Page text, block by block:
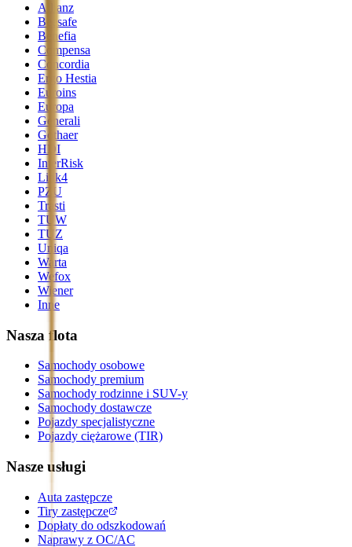
Allianz
Beesafe
Benefia
Compensa
Concordia
Ergo Hestia
Euroins
Europa
Generali
Gothaer
HDI
InterRisk
Link4
PZU
Trasti
TUW
TUZ
Uniqa
Warta
Wefox
Wiener
Inne
Nasza flota
Samochody osobowe
Samochody premium
Samochody rodzinne i SUV-y
Samochody dostawcze
Pojazdy specjalistyczne
Pojazdy ciężarowe (TIR)
Nasze usługi
Auta zastępcze
Tiry zastępcze
Dopłaty do odszkodowań
Naprawy z OC/AC